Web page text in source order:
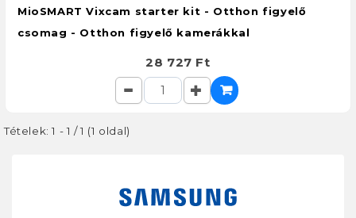
MioSMART Vixcam starter kit - Otthon figyelő
csomag - Otthon figyelő kamerákkal
28 727 Ft
Tételek: 1 - 1 / 1 (1 oldal)